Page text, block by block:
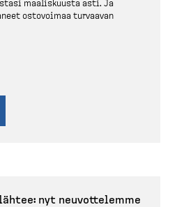
maalis­kuusta asti. Ja
ostovoimaa turvaavan
nyt neuvot­telemme